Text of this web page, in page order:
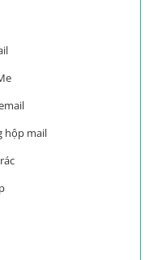
hộp mail